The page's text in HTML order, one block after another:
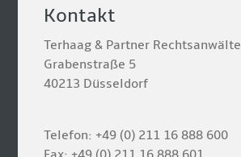
Kontakt
Terhaag & Partner Rechtsanwälte
Grabenstraße 5
40213 Düsseldorf
Telefon: +49 (0) 211 16 888 600